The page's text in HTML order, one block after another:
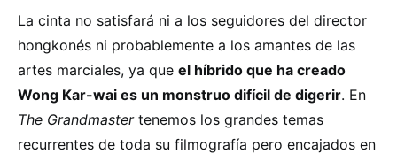
La cinta no satisfará ni a los seguidores del director
hongkonés ni probablemente a los amantes de las
artes marciales, ya que el híbrido que ha creado
Wong Kar-wai es un monstruo difícil de digerir. En
The Grandmastertenemos los grandes temas
recurrentes de toda su filmografía pero encajados en